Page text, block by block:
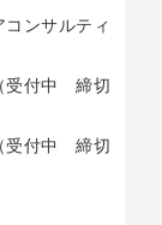
コンサルティ
付中 締切
付中 締切